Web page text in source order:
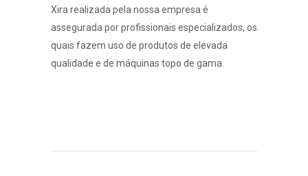
Xira realizada pela nossa empresa é
assegurada por profissionais especializados, os
quais fazem uso de produtos de elevada
qualidade e de máquinas topo de gama.